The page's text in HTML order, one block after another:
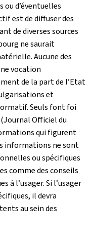
d’éventuelles
est de diffuser des
de diverses sources
ne saurait
Aucune des
vocation
de la part de l’Etat
et
Seuls font foi
Officiel du
qui figurent
informations ne sont
ou spécifiques
comme des conseils
à l’usager. Si l’usager
il devra
au sein des